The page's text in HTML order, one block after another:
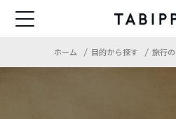
ホーム 目的から探す 旅行